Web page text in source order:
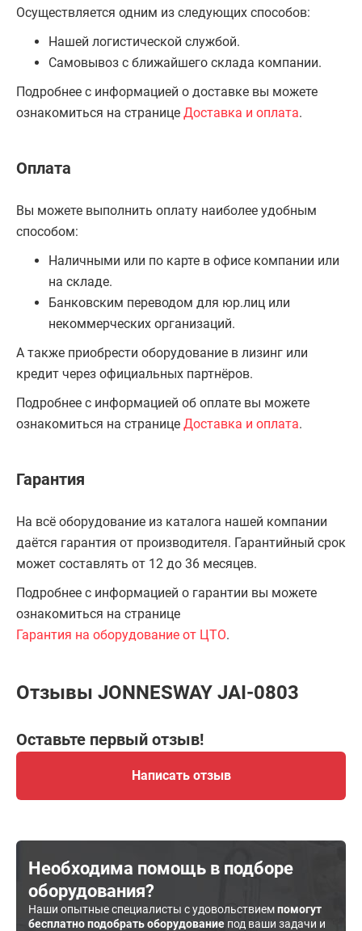
Осуществляется одним из следующих способов:
Нашей логистической службой.
Самовывоз с ближайшего склада компании.
Подробнее с информацией о доставке вы можете
ознакомиться на странице Доставка и оплата.
Оплата
Вы можете выполнить оплату наиболее удобным
способом:
Наличными или по карте в офисе компании или
на складе.
Банковским переводом для юр.лиц или
некоммерческих организаций.
А также приобрести оборудование в лизинг или
кредит через официальных партнёров.
Подробнее с информацией об оплате вы можете
ознакомиться на странице Доставка и оплата.
Гарантия
На всё оборудование из каталога нашей компании
даётся гарантия от производителя. Гарантийный срок
может составлять от 12 до 36 месяцев.
Подробнее с информацией о гарантии вы можете
ознакомиться на странице
Гарантия на оборудование от ЦТО.
Отзывы JONNESWAY JAI-0803
Оставьте первый отзыв!
Написать отзыв
Необходима помощь в подборе
оборудования?
Наши опытные специалисты с удовольствиемпомогут
бесплатно подобрать оборудование под ваши задачи и